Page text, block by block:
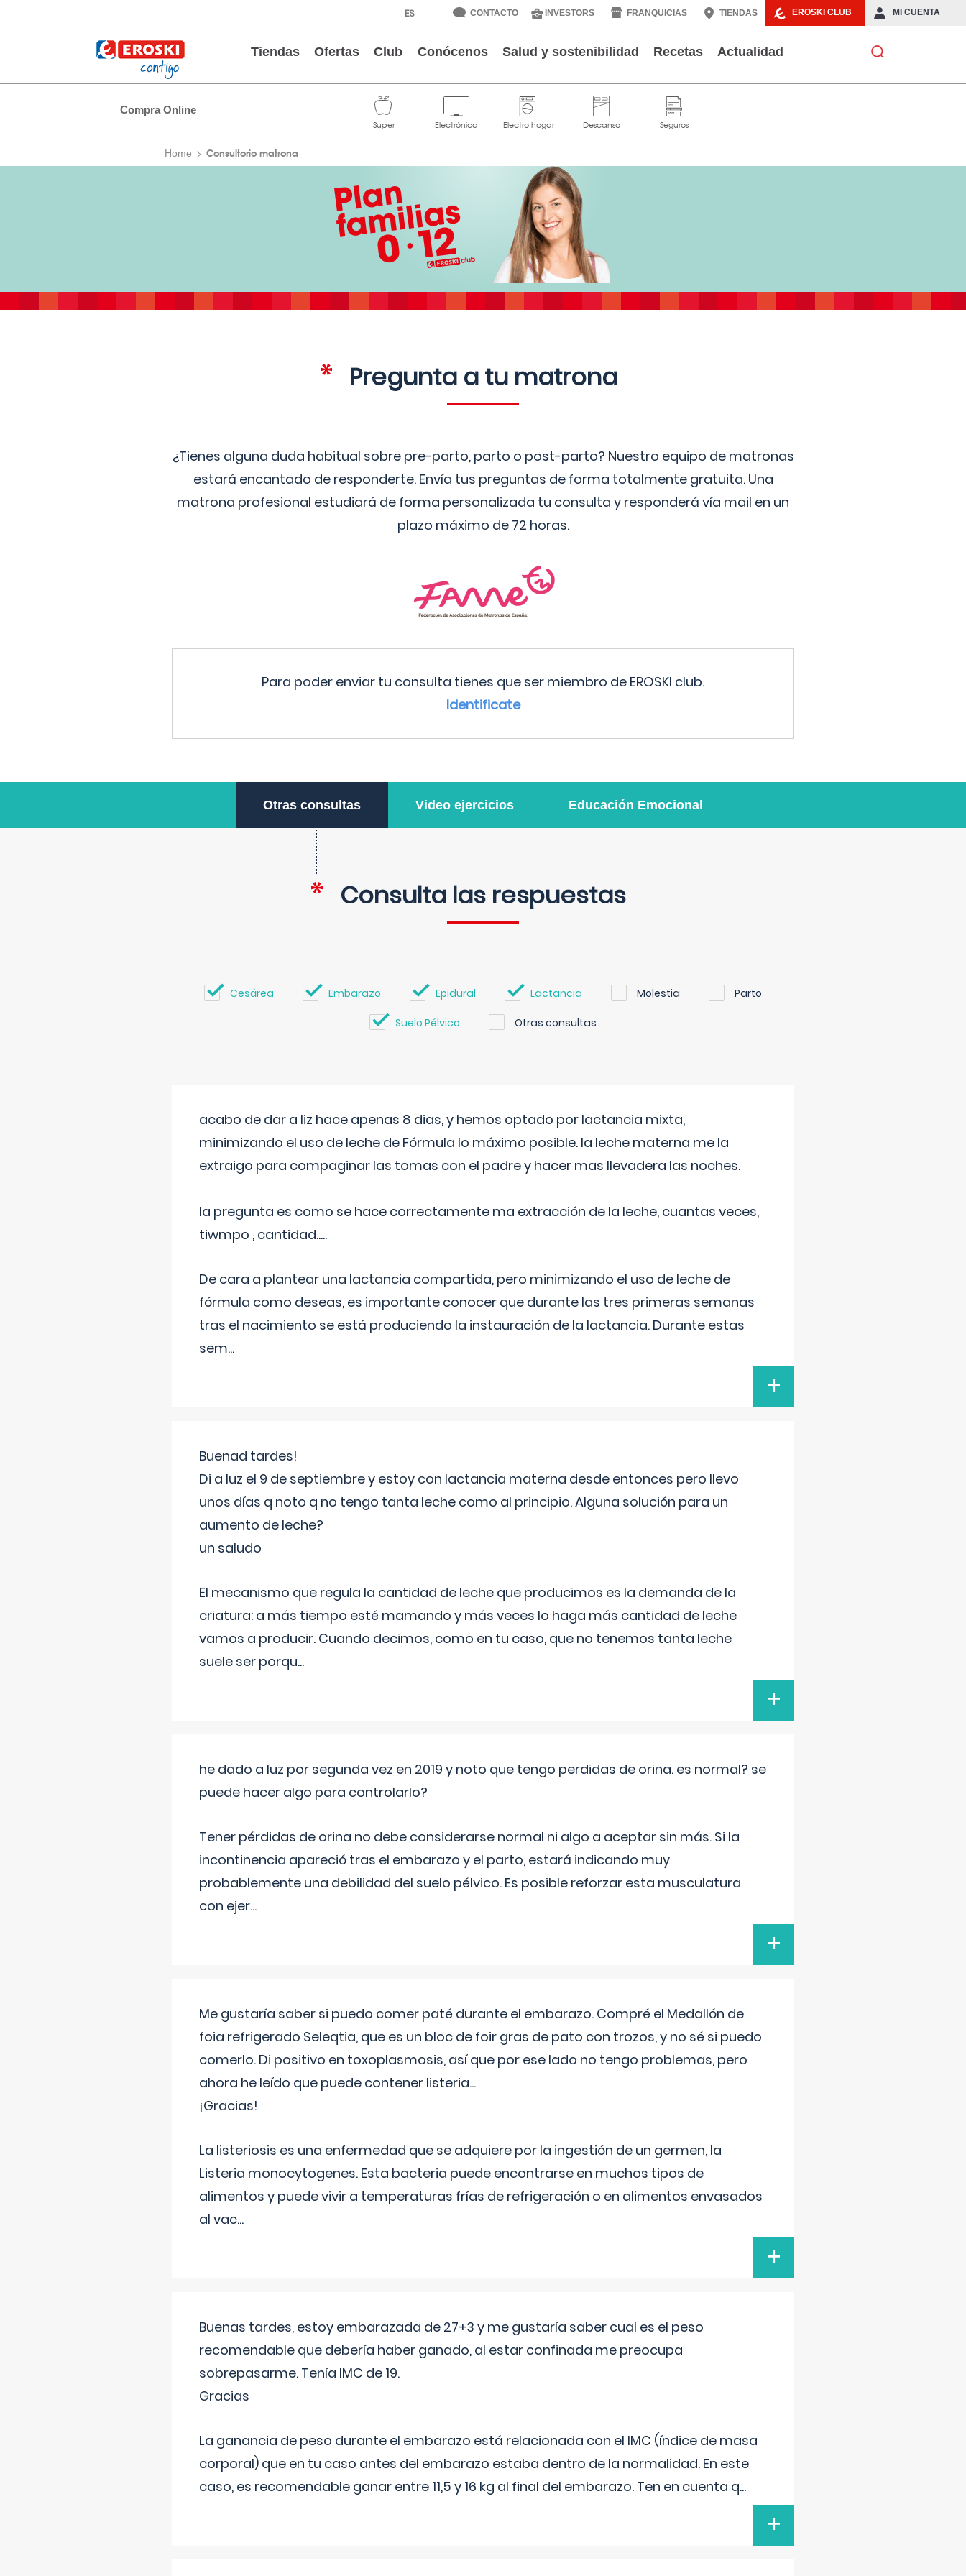
EROSKI CLUB MI CUENTA
CONTACTO INVESTORS FRANQUICIAS TIENDAS
Tiendas Ofertas Club Conócenos Salud y sostenibilidad Recetas Actualidad
Compra Online
Home Consultorio matrona
Pregunta a tu matrona
¿Tienes alguna duda habitual sobre pre-parto, parto o post-parto? Nuestro equipo de matronas
estará encantado de responderte. Envía tus preguntas de forma totalmente gratuita. Una
matrona profesional estudiará de forma personalizada tu consulta y responderá vía mail en un
plazo máximo de 72 horas.
Para poder enviar tu consulta tienes que ser miembro de EROSKI club.
Identificate
Otras consultas Video ejercicios Educación Emocional
Consulta las respuestas
Cesárea Embarazo Epidural Lactancia Molestia Parto
Suelo Pélvico Otras consultas
acabo de dar a liz hace apenas 8 dias, y hemos optado por lactancia mixta,
minimizando el uso de leche de Fórmula lo máximo posible. la leche materna me la
extraigo para compaginar las tomas con el padre y hacer mas llevadera las noches.
la pregunta es como se hace correctamente ma extracción de la leche, cuantas veces,
tiwmpo , cantidad.....
De cara a plantear una lactancia compartida, pero minimizando el uso de leche de
fórmula como deseas, es importante conocer que durante las tres primeras semanas
tras el nacimiento se está produciendo la instauración de la lactancia. Durante estas
sem...
+
Buenad tardes!
Di a luz el 9 de septiembre y estoy con lactancia materna desde entonces pero llevo
unos días q noto q no tengo tanta leche como al principio. Alguna solución para un
aumento de leche?
un saludo
El mecanismo que regula la cantidad de leche que producimos es la demanda de la
criatura: a más tiempo esté mamando y más veces lo haga más cantidad de leche
vamos a producir. Cuando decimos, como en tu caso, que no tenemos tanta leche
suele ser porqu...
+
he dado a luz por segunda vez en 2019 y noto que tengo perdidas de orina. es normal? se
puede hacer algo para controlarlo?
Tener pérdidas de orina no debe considerarse normal ni algo a aceptar sin más. Si la
incontinencia apareció tras el embarazo y el parto, estará indicando muy
probablemente una debilidad del suelo pélvico. Es posible reforzar esta musculatura
con ejer...
+
Me gustaría saber si puedo comer paté durante el embarazo. Compré el Medallón de
foia refrigerado Seleqtia, que es un bloc de foir gras de pato con trozos, y no sé si puedo
comerlo. Di positivo en toxoplasmosis, así que por ese lado no tengo problemas, pero
ahora he leído que puede contener listeria...
¡Gracias!
La listeriosis es una enfermedad que se adquiere por la ingestión de un germen, la
Listeria monocytogenes. Esta bacteria puede encontrarse en muchos tipos de
alimentos y puede vivir a temperaturas frías de refrigeración o en alimentos envasados
al vac...
+
Buenas tardes, estoy embarazada de 27+3 y me gustaría saber cual es el peso
recomendable que debería haber ganado, al estar confinada me preocupa
sobrepasarme. Tenía IMC de 19.
Gracias
La ganancia de peso durante el embarazo está relacionada con el IMC (índice de masa
corporal) que en tu caso antes del embarazo estaba dentro de la normalidad. En este
caso, es recomendable ganar entre 11,5 y 16 kg al final del embarazo. Ten en cuenta q...
+